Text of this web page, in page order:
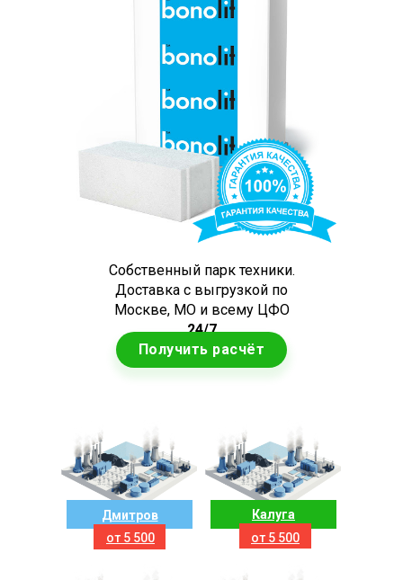
Собственный парк техники.
Доставка с выгрузкой по
Москве, МО и всему ЦФО
24/7
Получить расчёт
Калуга
от 5 500
Дмитров
от 5 500